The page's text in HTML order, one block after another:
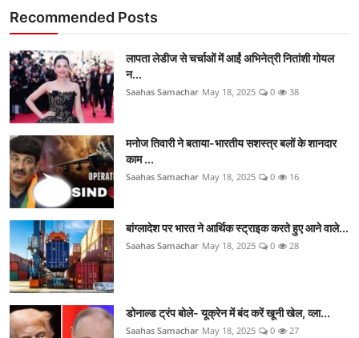
Recommended Posts
लापता लेडीज से चर्चाओं में आईं अभिनेत्री नितांशी गोयल
न...
Saahas Samachar May 18, 2025 0 38
मनोज तिवारी ने बताया-भारतीय सशस्त्र बलों के शानदार
काम ...
Saahas Samachar May 18, 2025 0 16
बांग्लादेश पर भारत ने आर्थिक स्ट्राइक करते हुए आने वाले...
Saahas Samachar May 18, 2025 0 28
डोनाल्ड ट्रंप बोले- यूक्रेन में बंद करें खूनी खेल, व्ला...
Saahas Samachar May 18, 2025 0 27